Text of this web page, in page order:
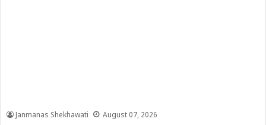
Janmanas Shekhawati August 07, 2026